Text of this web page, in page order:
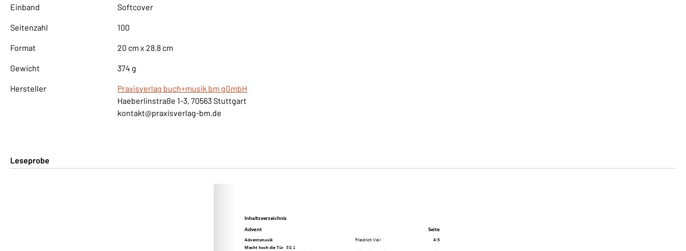
Einband Softcover
Seitenzahl 100
Format 20 cm x 28.8 cm
Gewicht 374 g
Hersteller
Praxisverlag buch+musik bm gGmbH
Haeberlinstraße 1-3, 70563 Stuttgart
kontakt@praxisverlag-bm.de
Leseprobe